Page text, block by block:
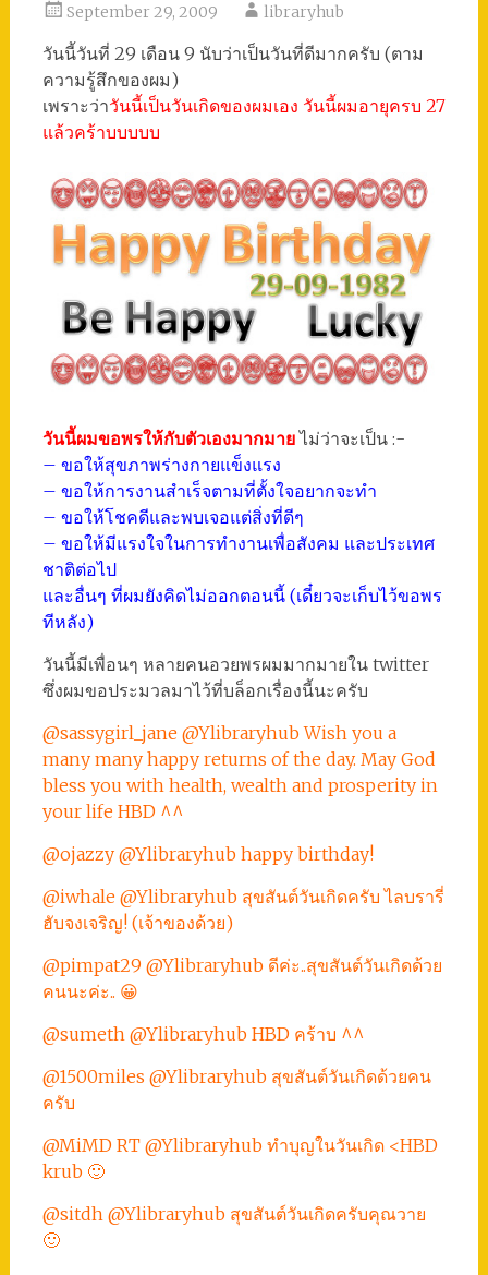
September 29, 2009 libraryhub
วันนี้วันที่ 29 เดือน 9 นับว่าเป็นวันที่ดีมากครับ (ตาม
ความรู้สึกของผม)
เพราะว่าวันนี้เป็นวันเกิดของผมเอง วันนี้ผมอายุครบ 27
แล้วคร้าบบบบบ
วันนี้ผมขอพรให้กับตัวเองมากมายไม่ว่าจะเป็น :-
– ขอให้สุขภาพร่างกายแข็งแรง
– ขอให้การงานสำเร็จตามที่ตั้งใจอยากจะทำ
– ขอให้โชคดีและพบเจอแต่สิ่งที่ดีๆ
– ขอให้มีแรงใจในการทำงานเพื่อสังคม และประเทศ
ชาติต่อไป
และอื่นๆ ที่ผมยังคิดไม่ออกตอนนี้ (เดี๋ยวจะเก็บไว้ขอพร
ทีหลัง)
วันนี้มีเพื่อนๆ หลายคนอวยพรผมมากมายใน twitter
ซึ่งผมขอประมวลมาไว้ที่บล็อกเรื่องนี้นะครับ
@sassygirl_jane @Ylibraryhub Wish you a
many many happy returns of the day. May God
bless you with health, wealth and prosperity in
your life HBD ^^
@ojazzy @Ylibraryhub happy birthday!
@iwhale @Ylibraryhub สุขสันต์วันเกิดครับ ไลบรารี่
ฮับจงเจริญ! (เจ้าของด้วย)
@pimpat29 @Ylibraryhub ดีค่ะ..สุขสันต์วันเกิดด้วย
คนนะค่ะ.. 😀
@sumeth @Ylibraryhub HBD คร้าบ ^^
@1500miles @Ylibraryhub สุขสันต์วันเกิดด้วยคน
ครับ
@MiMD RT @Ylibraryhub ทำบุญในวันเกิด <HBD
krub 🙂
@sitdh @Ylibraryhub สุขสันต์วันเกิดครับคุณวาย
🙂